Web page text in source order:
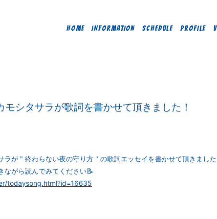
HOME INFORMATION SCHEDULE PROFILE
シタサラが歌詞を書かせて頂きました！
が " 終わらない夜の守り方 " の歌詞エッセイを書かせて頂きました
ながら読んでみてください📝
todaysong.html?id=16635